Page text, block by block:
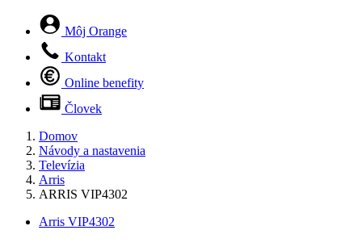
Môj Orange
Kontakt
Online benefity
Človek
Domov
Návody a nastavenia
Televízia
Arris
ARRIS VIP4302
Arris VIP4302